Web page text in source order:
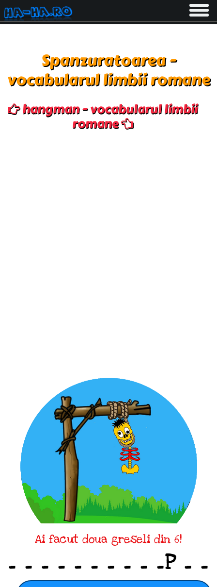
Toggle
Spanzuratoarea -
vocabularul limbii romane
hangman - vocabularul limbii
romane
Ai facut doua greseli din 6!
_ _ _ _ _ _ _ _ _ _P _ _